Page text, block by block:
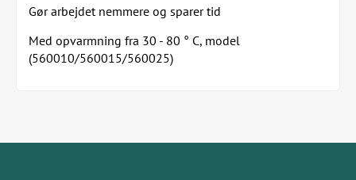
Gør arbejdet nemmere og sparer tid
Med opvarmning fra 30 - 80 ° C, model
(560010/560015/560025)